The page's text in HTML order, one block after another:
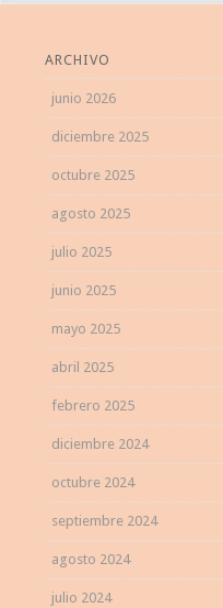
ARCHIVO
junio 2026
diciembre 2025
octubre 2025
agosto 2025
julio 2025
junio 2025
mayo 2025
abril 2025
febrero 2025
diciembre 2024
octubre 2024
septiembre 2024
agosto 2024
julio 2024